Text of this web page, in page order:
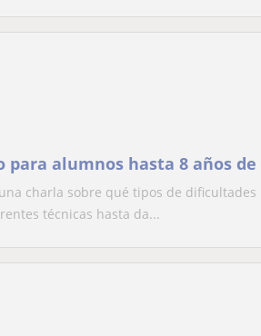
para alumnos hasta 8 años de
charla sobre qué tipos de
técnicas hasta da...